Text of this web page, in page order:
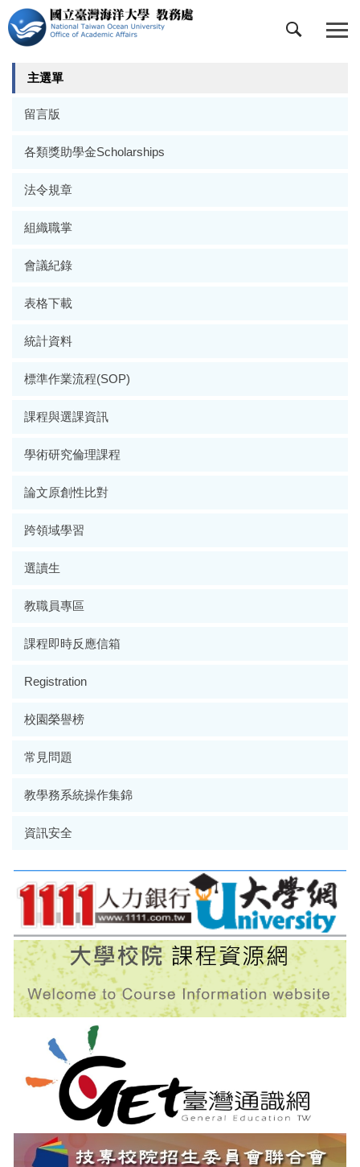
跳
到
主
要
主選單
留言版
各類獎助學金Scholarships
法令規章
組織職掌
會議紀錄
表格下載
統計資料
標準作業流程(SOP)
課程與選課資訊
學術研究倫理課程
論文原創性比對
跨領域學習
選讀生
教職員專區
課程即時反應信箱
Registration
校園榮譽榜
常見問題
教學務系統操作集錦
資訊安全